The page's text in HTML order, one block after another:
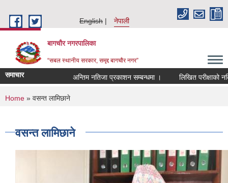
English
नेपाली
बागचौर नगरपालिका
“सबल स्थानीय सरकार, समृद्द बागचौर नगर”
समाचार अन्तिम नतिजा प्रकाशन सम्बन्धमा । लिखित परीक्षाको
You are here
Home » वसन्त लामिछाने
वसन्त लामिछाने